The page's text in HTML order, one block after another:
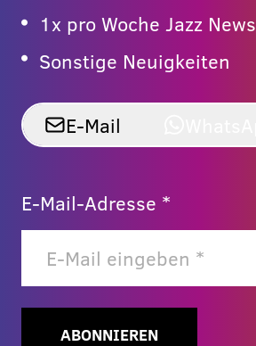
1x pro Woche Jazz News
Sonstige Neuigkeiten
E-Mail
E-Mail-Adresse *
ABONNIEREN